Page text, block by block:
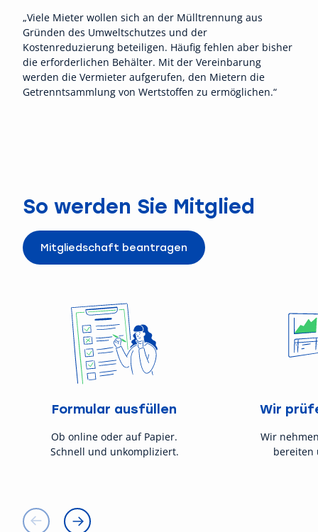
„Viele Mieter wollen sich an der Mülltrennung aus
Gründen des Umweltschutzes und der
Kostenreduzierung beteiligen. Häufig fehlen aber bisher
die erforderlichen Behälter. Mit der Vereinbarung
werden die Vermieter aufgerufen, den Mietern die
Getrenntsammlung von Wertstoffen zu ermöglichen.“
So werden Sie Mitglied
Mitgliedschaft beantragen
Formular ausfüllen
Ob online oder auf Papier.
Schnell und unkompliziert.
Wir
Wir
bereiten